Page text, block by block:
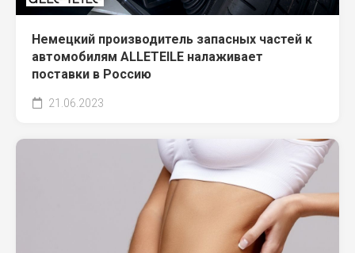
Немецкий производитель запасных частей к
автомобилям ALLETEILE налаживает
поставки в Россию
21.06.2023